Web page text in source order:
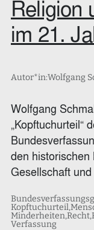
Religion
im 21.
Autor*in:Wolfgang
Wolfgang
„Kopftuchurteil“
den historischen
Gesellschaft
Kopftuchurteil
MinderheitenRecht
Verfassung